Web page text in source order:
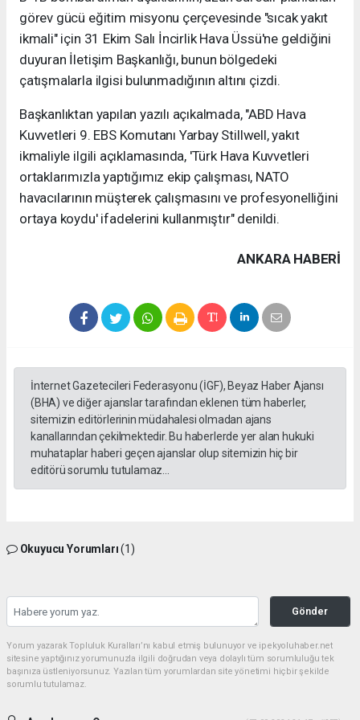
görev gücü eğitim misyonu çerçevesinde "sıcak yakıt
ikmali" için 31 Ekim Salı İncirlik Hava Üssü'ne geldiğini
duyuran İletişim Başkanlığı, bunun bölgedeki
çatışmalarla ilgisi bulunmadığının altını çizdi.
Başkanlıktan yapılan yazılı açıkalmada, "ABD Hava
Kuvvetleri 9. EBS Komutanı Yarbay Stillwell, yakıt
ikmaliyle ilgili açıklamasında, 'Türk Hava Kuvvetleri
ortaklarımızla yaptığımız ekip çalışması, NATO
havacılarının müşterek çalışmasını ve profesyonelliğini
ortaya koydu' ifadelerini kullanmıştır" denildi.
ANKARA HABERİ
İnternet Gazetecileri Federasyonu (İGF), Beyaz Haber Ajansı
(BHA) ve diğer ajanslar tarafından eklenen tüm haberler,
sitemizin editörlerinin müdahalesi olmadan ajans
kanallarından çekilmektedir. Bu haberlerde yer alan hukuki
muhataplar haberi geçen ajanslar olup sitemizin hiç bir
editörü sorumlu tutulamaz...
Okuyucu Yorumları(1)
Gönder
Yorum yazarak Topluluk Kuralları’nı kabul etmiş bulunuyor ve ipekyoluhaber.net
sitesine yaptığınız yorumunuzla ilgili doğrudan veya dolaylı tüm sorumluluğu tek
başınıza üstleniyorsunuz. Yazılan tüm yorumlardan site yönetimi hiçbir şekilde
sorumlu tutulamaz.